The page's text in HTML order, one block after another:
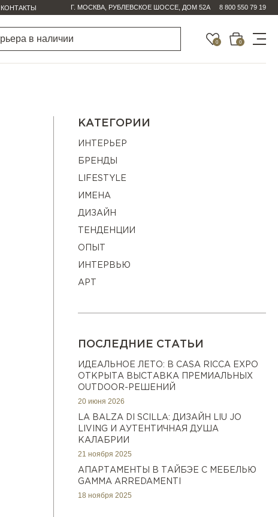
КОНТАКТЫ Г. МОСКВА, РУБЛЕВСКОЕ ШОССЕ, ДОМ 52А 8 800 550 79 19
0 0
КАТЕГОРИИ
ИНТЕРЬЕР
БРЕНДЫ
LIFESTYLE
ИМЕНА
ДИЗАЙН
ТЕНДЕНЦИИ
ОПЫТ
ИНТЕРВЬЮ
АРТ
ПОСЛЕДНИЕ СТАТЬИ
ИДЕАЛЬНОЕ ЛЕТО: В CASA RICCA EXPO
ОТКРЫТА ВЫСТАВКА ПРЕМИАЛЬНЫХ
OUTDOOR-РЕШЕНИЙ
20 июня 2026
LA BALZA DI SCILLA: ДИЗАЙН LIU JO
LIVING И АУТЕНТИЧНАЯ ДУША
КАЛАБРИИ
21 ноября 2025
АПАРТАМЕНТЫ В ТАЙБЭЕ С МЕБЕЛЬЮ
GAMMA ARREDAMENTI
18 ноября 2025